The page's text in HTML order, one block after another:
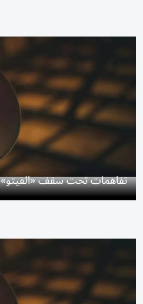
تفاهمات تحت سقف «الفيتو»